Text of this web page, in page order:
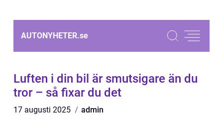
AUTONYHETER.se
Luften i din bil är smutsigare än du
tror – så fixar du det
17 augusti 2025 admin